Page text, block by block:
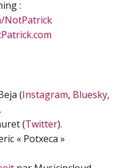
:
NotPatrick
(Instagram, Bluesky,
(Twitter).
« Potxeca »